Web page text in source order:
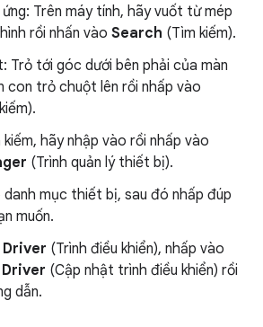
Trên máy tính, hãy vuốt từ mép
rồi nhấn vào Search (Tìm kiếm).
Trỏ tới góc dưới bên phải của màn
con trỏ chuột lên rồi nhấp vào
hãy nhập vào rồi nhấp vào
(Trình quản lý thiết bị).
danh mục thiết bị, sau đó nhấp đúp
muốn.
Driver (Trình điều khiển), nhấp vào
(Cập nhật trình điều khiển) rồi
dẫn.